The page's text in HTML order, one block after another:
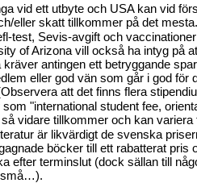
vid ett utbyte och USA kan vid
eller skatt tillkommer på det mesta.
test, Sevis-avgift och
of Arizona vill också ha intyg på
antingen ett betryggande
eller god vän som går i god för
att det finns flera
"international student fee,
vidare tillkommer och kan variera
är likvärdigt de svenska
böcker till ett rabatterat pris
efter terminslut (dock sällan till
små…).